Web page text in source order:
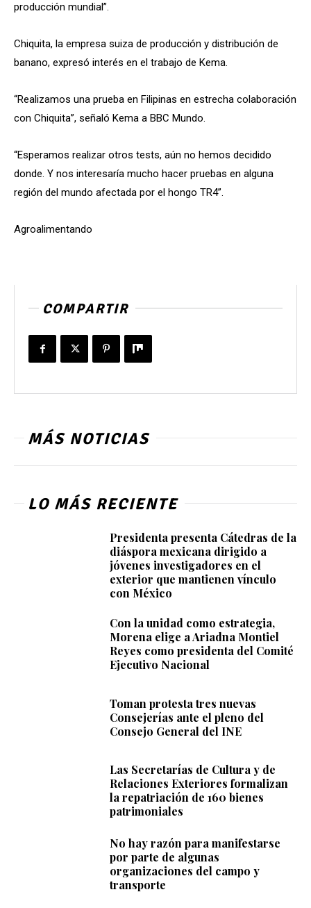
producción mundial”.
Chiquita, la empresa suiza de producción y distribución de
banano, expresó interés en el trabajo de Kema.
“Realizamos una prueba en Filipinas en estrecha colaboración
con Chiquita”, señaló Kema a BBC Mundo.
“Esperamos realizar otros tests, aún no hemos decidido
donde. Y nos interesaría mucho hacer pruebas en alguna
región del mundo afectada por el hongo TR4”.
Agroalimentando
COMPARTIR
MÁS NOTICIAS
LO MÁS RECIENTE
Presidenta presenta Cátedras de la
diáspora mexicana dirigido a
jóvenes investigadores en el
exterior que mantienen vínculo
con México
Con la unidad como estrategia,
Morena elige a Ariadna Montiel
Reyes como presidenta del Comité
Ejecutivo Nacional
Toman protesta tres nuevas
Consejerías ante el pleno del
Consejo General del INE
Las Secretarías de Cultura y de
Relaciones Exteriores formalizan
la repatriación de 160 bienes
patrimoniales
No hay razón para manifestarse
por parte de algunas
organizaciones del campo y
transporte